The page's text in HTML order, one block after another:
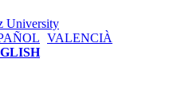
VALENCIÀ